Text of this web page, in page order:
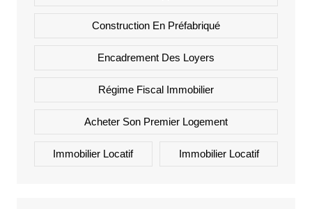
Construction En Préfabriqué
Encadrement Des Loyers
Régime Fiscal Immobilier
Acheter Son Premier Logement
Immobilier Locatif Immobilier Locatif